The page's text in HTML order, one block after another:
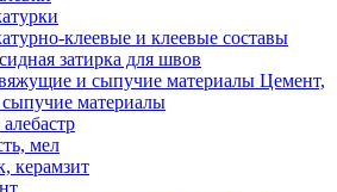
клеевые и клеевые составы
затирка для швов
Цемент,
материалы
мел
керамзит